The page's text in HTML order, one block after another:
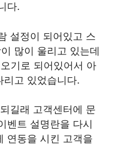
다.
설정이 되어있고 스
많이 울리고 있는데
기로 되어있어서 아
리고 있었습니다.
길래 고객센터에 문
벤트 설명란을 다시
연동을 시킨 고객을